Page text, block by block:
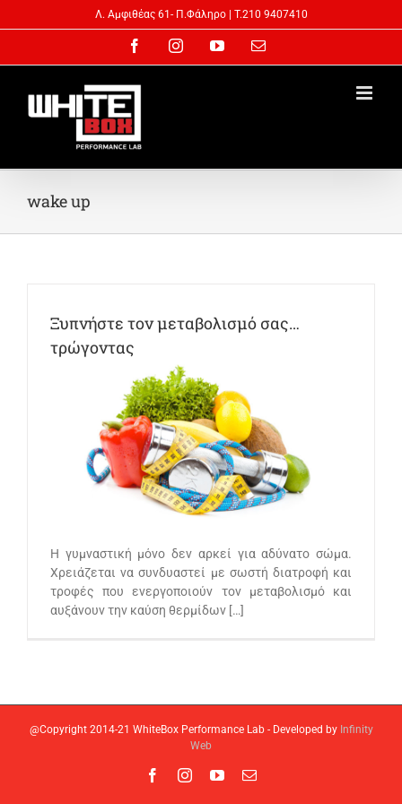
to
Λ. Αμφιθέας 61- Π.Φάληρo | T.210 9407410
FacebookInstagramYouTubeEmail
wake up
Ξυπνήστε τον μεταβολισμό σας…
τρώγοντας
Η γυμναστική μόνο δεν αρκεί για αδύνατο σώμα.
Χρειάζεται να συνδυαστεί με σωστή διατροφή και
τροφές που ενεργοποιούν τον μεταβολισμό και
αυξάνουν την καύση θερμίδων […]
@Copyright 2014-21 WhiteBox Performance Lab - Developed by Infinity
Web
FacebookInstagramYouTubeEmail